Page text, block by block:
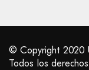
© Copyright 2020
Todos los